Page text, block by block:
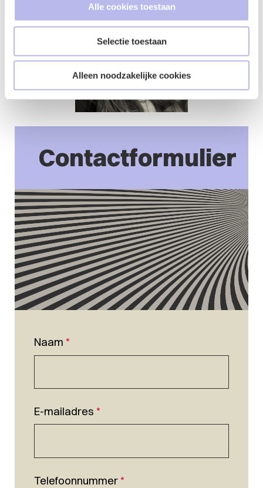
Alle cookies toestaan
Selectie toestaan
Alleen noodzakelijke cookies
Contactformulier
Naam *
E-mailadres *
Telefoonnummer*